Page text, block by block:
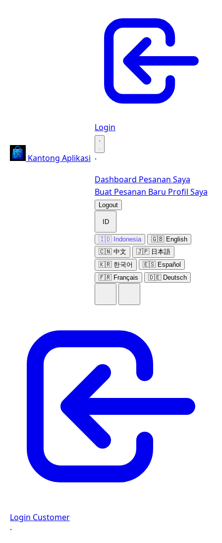
Kantong Aplikasi
Login
·
·
Dashboard Pesanan Saya
Buat Pesanan Baru Profil Saya
Logout
ID
🇮🇩 Indonesia
🇬🇧 English
🇨🇳 中文
🇯🇵 日本語
🇰🇷 한국어
🇪🇸 Español
🇫🇷 Français
🇩🇪 Deutsch
Login Customer
·